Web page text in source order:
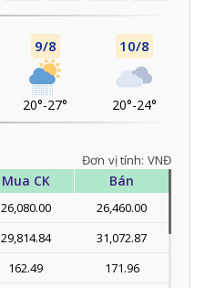
9/8
20°-27°
10/8
20°-24°
Đơn vị tính: VNĐ
Mua CK Bán
26,080.00
26,460.00
29,814.84
31,072.87
162.49
171.96